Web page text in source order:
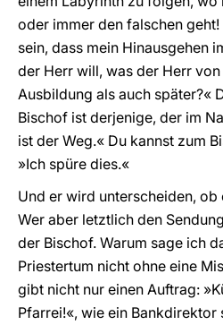
oder immer den falschen
sein, dass mein Hinausgehen
der Herr will, was der Herr
Ausbildung als auch später?«
Bischof ist derjenige, der im
ist der Weg.« Du kannst zum
»Ich spüre dies.«
Und er wird unterscheiden, ob
Wer aber letztlich den
der Bischof. Warum sage ich
Priestertum nicht ohne eine
gibt nicht nur einen Auftrag:
Pfarrei!«, wie ein Bankdirektor